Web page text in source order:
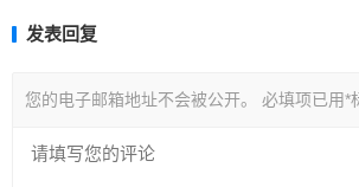
发表回复
您的电子邮箱地址不会被公开。 必填项已用*